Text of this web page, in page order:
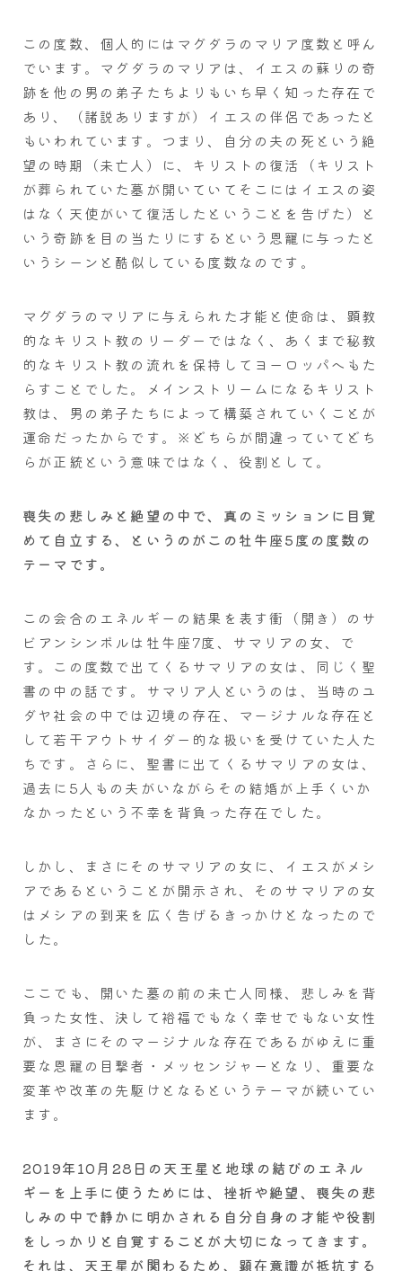
この度数、個人的にはマグダラのマリア度数と呼ん
でいます。マグダラのマリアは、イエスの蘇りの奇
跡を他の男の弟子たちよりもいち早く知った存在で
あり、（諸説ありますが）イエスの伴侶であったと
もいわれています。つまり、自分の夫の死という絶
望の時期（未亡人）に、キリストの復活（キリスト
が葬られていた墓が開いていてそこにはイエスの姿
はなく天使がいて復活したということを告げた）と
いう奇跡を目の当たりにするという恩寵に与ったと
いうシーンと酷似している度数なのです。
マグダラのマリアに与えられた才能と使命は、顕教
的なキリスト教のリーダーではなく、あくまで秘教
的なキリスト教の流れを保持してヨーロッパへもた
らすことでした。メインストリームになるキリスト
教は、男の弟子たちによって構築されていくことが
運命だったからです。※どちらが間違っていてどち
らが正統という意味ではなく、役割として。
喪失の悲しみと絶望の中で、真のミッションに目覚
めて自立する、というのがこの牡牛座5度の度数の
テーマです。
この会合のエネルギーの結果を表す衝（開き）のサ
ビアンシンボルは牡牛座7度、サマリアの女、で
す。この度数で出てくるサマリアの女は、同じく聖
書の中の話です。サマリア人というのは、当時のユ
ダヤ社会の中では辺境の存在、マージナルな存在と
して若干アウトサイダー的な扱いを受けていた人た
ちです。さらに、聖書に出てくるサマリアの女は、
過去に5人もの夫がいながらその結婚が上手くいか
なかったという不幸を背負った存在でした。
しかし、まさにそのサマリアの女に、イエスがメシ
アであるということが開示され、そのサマリアの女
はメシアの到来を広く告げるきっかけとなったので
した。
ここでも、開いた墓の前の未亡人同様、悲しみを背
負った女性、決して裕福でもなく幸せでもない女性
が、まさにそのマージナルな存在であるがゆえに重
要な恩寵の目撃者・メッセンジャーとなり、重要な
変革や改革の先駆けとなるというテーマが続いてい
ます。
2019年10月28日の天王星と地球の結びのエネル
ギーを上手に使うためには、挫折や絶望、喪失の悲
しみの中で静かに明かされる自分自身の才能や役割
をしっかりと自覚することが大切になってきます。
それは、天王星が関わるため、顕在意識が抵抗する